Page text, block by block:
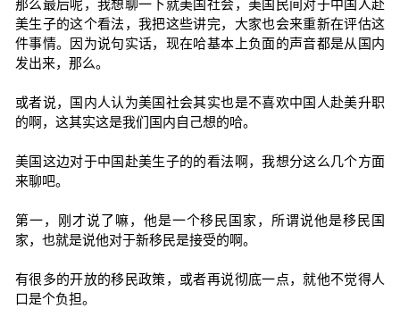
那么最后呢，我想聊一下就美国社会，美国民间对于中国人赴
美生子的这个看法，我把这些讲完，大家也会来重新在评估这
件事情。因为说句实话，现在哈基本上负面的声音都是从国内
发出来，那么。
或者说，国内人认为美国社会其实也是不喜欢中国人赴美升职
的啊，这其实这是我们国内自己想的哈。
美国这边对于中国赴美生子的的看法啊，我想分这么几个方面
来聊吧。
第一，刚才说了嘛，他是一个移民国家，所谓说他是移民国
家，也就是说他对于新移民是接受的啊。
有很多的开放的移民政策，或者再说彻底一点，就他不觉得人
口是个负担。